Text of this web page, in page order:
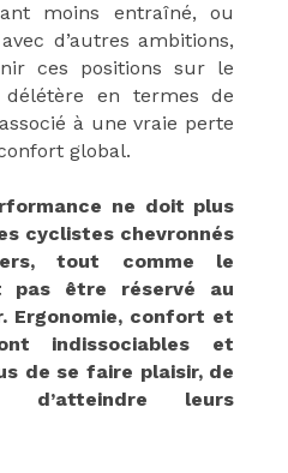
moins entraîné, ou
d’autres ambitions,
ces positions sur le
en termes de
à une vraie perte
global.
ne doit plus
cyclistes chevronnés
tout comme le
pas être réservé au
Ergonomie, confort et
indissociables et
de se faire plaisir, de
d’atteindre leurs